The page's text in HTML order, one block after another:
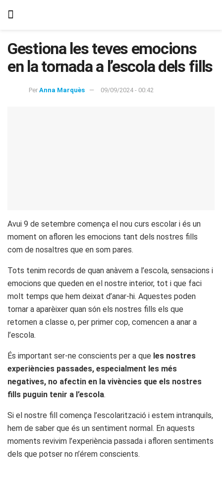
Gestiona les teves emocions
en la tornada a l’escola dels fills
Per Anna Marquès 09/09/2024 - 00:42
Avui 9 de setembre comença el nou curs escolar i és un
moment on afloren les emocions tant dels nostres fills
com de nosaltres que en som pares.
Tots tenim records de quan anàvem a l’escola, sensacions i
emocions que queden en el nostre interior, tot i que faci
molt temps que hem deixat d’anar-hi. Aquestes poden
tornar a aparèixer quan són els nostres fills els que
retornen a classe o, per primer cop, comencen a anar a
l’escola.
És important ser-ne conscients per a que les nostres
experiències passades, especialment les més
negatives, no afectin en la vivències que els nostres
fills puguin tenir a l’escola.
Si el nostre fill comença l’escolarització i estem intranquils,
hem de saber que és un sentiment normal. En aquests
moments revivim l’experiència passada i afloren sentiments
dels que potser no n’érem conscients.